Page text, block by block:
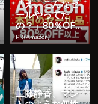
「え、こんなセ
ールやってた
の？」80％OFF
以上が続々登
場！Amazonの本
気が...
PR(Amazon)
工藤静香、マン